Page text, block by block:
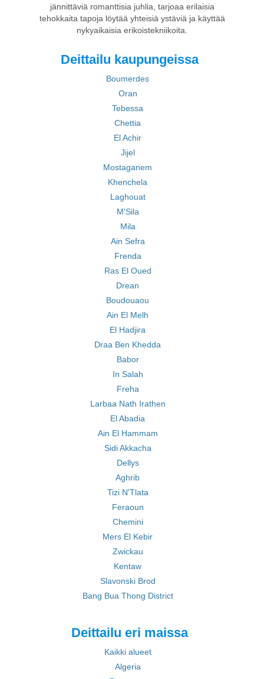
jännittäviä romanttisia juhlia, tarjoaa erilaisia
tehokkaita tapoja löytää yhteisiä ystäviä ja käyttää
nykyaikaisia erikoistekniikoita.
Deittailu kaupungeissa
Boumerdes
Oran
Tebessa
Chettia
El Achir
Jijel
Mostaganem
Khenchela
Laghouat
M'Sila
Mila
Ain Sefra
Frenda
Ras El Oued
Drean
Boudouaou
Ain El Melh
El Hadjira
Draa Ben Khedda
Babor
In Salah
Freha
Larbaa Nath Irathen
El Abadia
Ain El Hammam
Sidi Akkacha
Dellys
Aghrib
Tizi N'Tlata
Feraoun
Chemini
Mers El Kebir
Zwickau
Kentaw
Slavonski Brod
Bang Bua Thong District
Deittailu eri maissa
Kaikki alueet
Algeria